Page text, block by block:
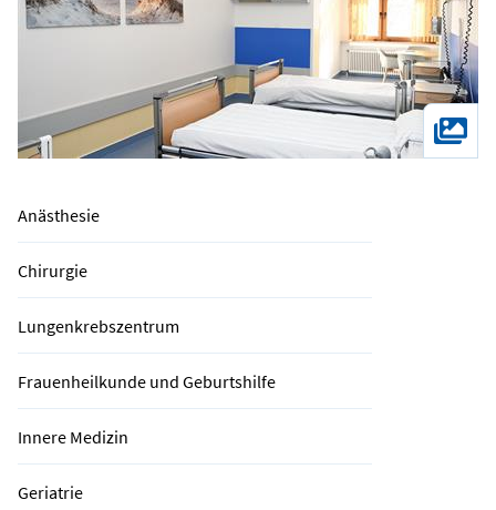
Anästhesie
Chirurgie
Lungenkrebszentrum
Frauenheilkunde und Geburtshilfe
Innere Medizin
Geriatrie